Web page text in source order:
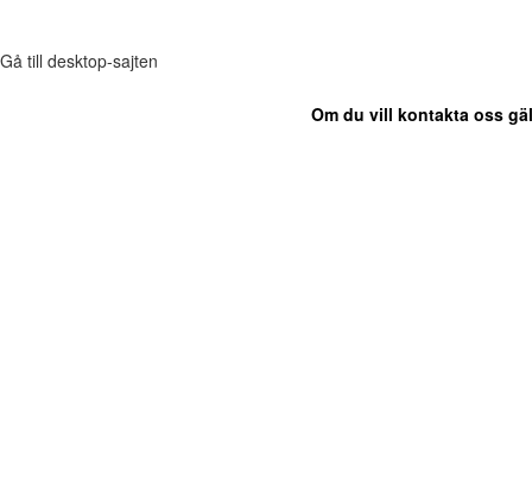
Gå till desktop-sajten
Om du vill kontakta oss